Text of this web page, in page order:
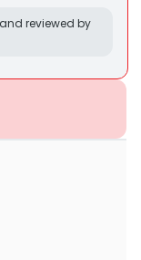
reviewed by